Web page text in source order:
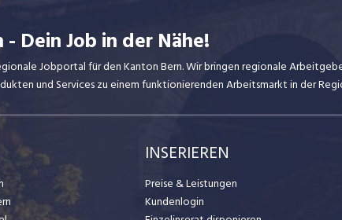
Dein Job in der Nähe!
Jobportal für den Kanton Bern. Wir bringen regionale
und Services zu einem funktionierenden Arbeitsmarkt in der
INSERIEREN
Preise & Leistungen
Kundenlogin